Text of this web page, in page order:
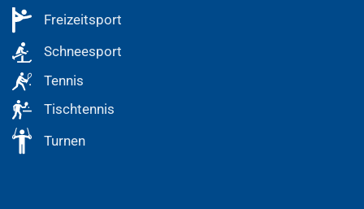
Freizeitsport
Schneesport
Tennis
Tischtennis
Turnen